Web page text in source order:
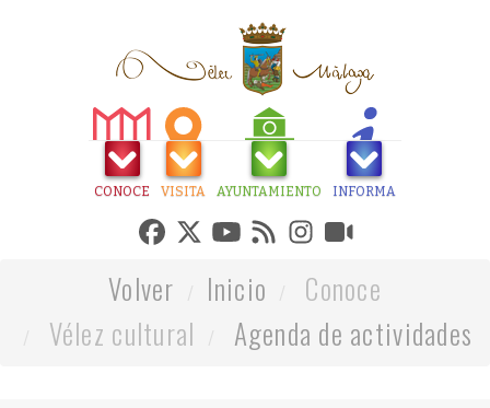
CONOCE VISITA AYUNTAMIENTO INFORMA
Volver Inicio
Conoce
Vélez cultural
Agenda de actividades